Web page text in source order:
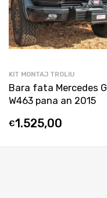
KIT MONTAJ TROLIU
Bara fata Mercedes G
W463 pana an 2015
€1.525,00